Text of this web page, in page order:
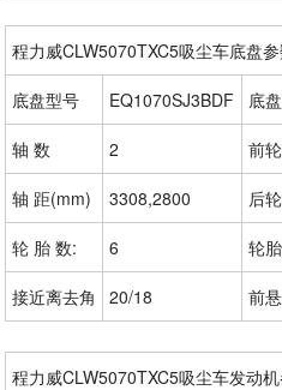
程力威CLW5070TXC5吸尘车底盘
底盘型号 EQ1070SJ3BDF 底
轴 数 2 前
轴 距(mm) 3308,2800 后
轮 胎 数: 6 轮
接近离去角 20/18 前
程力威CLW5070TXC5吸尘车发动